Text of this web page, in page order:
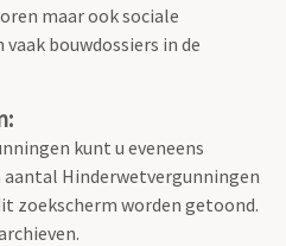
maar ook sociale
bouwdossiers in de
kunt u eveneens
aantal Hinderwetvergunningen
zoekscherm worden getoond.